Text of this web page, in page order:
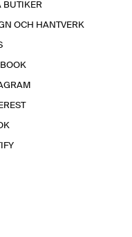
BUTIKER
OCH HANTVERK